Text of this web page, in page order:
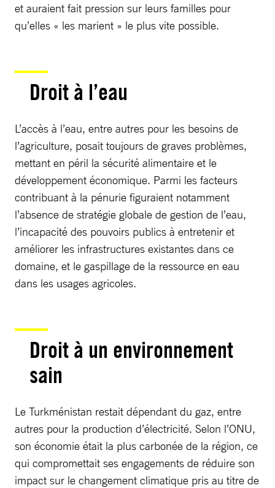
et auraient fait pression sur leurs familles pour
qu’elles « les marient » le plus vite possible.
Droit à l’eau
L’accès à l’eau, entre autres pour les besoins de
l’agriculture, posait toujours de graves problèmes,
mettant en péril la sécurité alimentaire et le
développement économique. Parmi les facteurs
contribuant à la pénurie figuraient notamment
l’absence de stratégie globale de gestion de l’eau,
l’incapacité des pouvoirs publics à entretenir et
améliorer les infrastructures existantes dans ce
domaine, et le gaspillage de la ressource en eau
dans les usages agricoles.
Droit à un environnement
sain
Le Turkménistan restait dépendant du gaz, entre
autres pour la production d’électricité. Selon l’ONU,
son économie était la plus carbonée de la région, ce
qui compromettait ses engagements de réduire son
impact sur le changement climatique pris au titre de